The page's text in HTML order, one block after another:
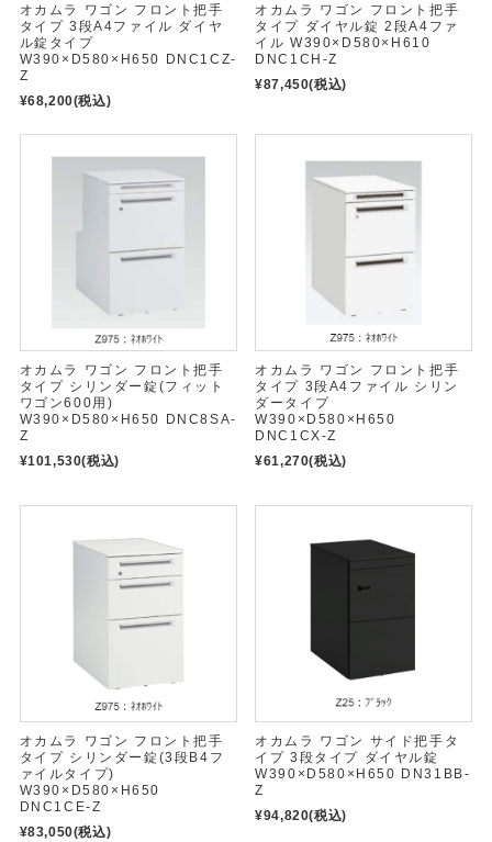
オカムラ ワゴン フロント把手
タイプ 3段A4ファイル ダイヤ
ル錠タイプ
W390×D580×H650 DNC1CZ-
Z
¥68,200(税込)
オカムラ ワゴン フロント把手
タイプ ダイヤル錠 2段A4ファ
イル W390×D580×H610
DNC1CH-Z
¥87,450(税込)
オカムラ ワゴン フロント把手
タイプ シリンダー錠(フィット
ワゴン600用)
W390×D580×H650 DNC8SA-
Z
¥101,530(税込)
オカムラ ワゴン フロント把手
タイプ 3段A4ファイル シリン
ダータイプ
W390×D580×H650
DNC1CX-Z
¥61,270(税込)
オカムラ ワゴン フロント把手
タイプ シリンダー錠(3段B4フ
ァイルタイプ)
W390×D580×H650
DNC1CE-Z
¥83,050(税込)
オカムラ ワゴン サイド把手タ
イプ 3段タイプ ダイヤル錠
W390×D580×H650 DN31BB-
Z
¥94,820(税込)